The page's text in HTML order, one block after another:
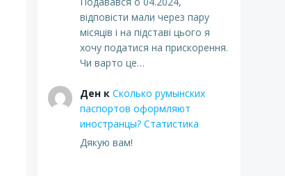
відповісти мали через пару
місяців і на підставі цього я
хочу податися на прискорення.
Чи варто це…
Денк Сколько румынских
паспортов оформляют
иностранцы? Статистика
Дякую вам!